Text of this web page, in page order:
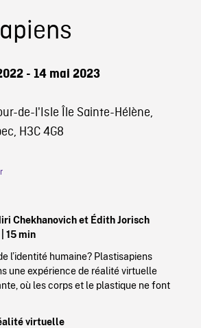
- 14 mai 2023
de-l'Isle Île Sainte-Hélène,
H3C 4G8
Chekhanovich et Édith Jorisch
| 15 min
l’identité humaine? Plastisapiens
une expérience de réalité virtuelle
où les corps et le plastique ne font
virtuelle